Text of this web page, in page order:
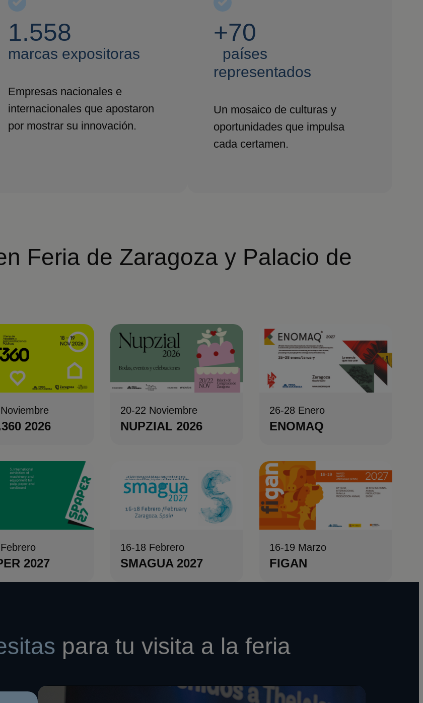
1.558
marcas expositoras
Empresas nacionales e
internacionales que apostaron
por mostrar su innovación.
+70
países
representados
Un mosaico de culturas y
oportunidades que impulsa
cada certamen.
Feria de Zaragoza y Palacio de
2026
20-22 Noviembre
NUPZIAL 2026
26-28 Enero
ENOMAQ
2027
16-18 Febrero
SMAGUA 2027
16-19 Marzo
FIGAN
para tu visita a la feria